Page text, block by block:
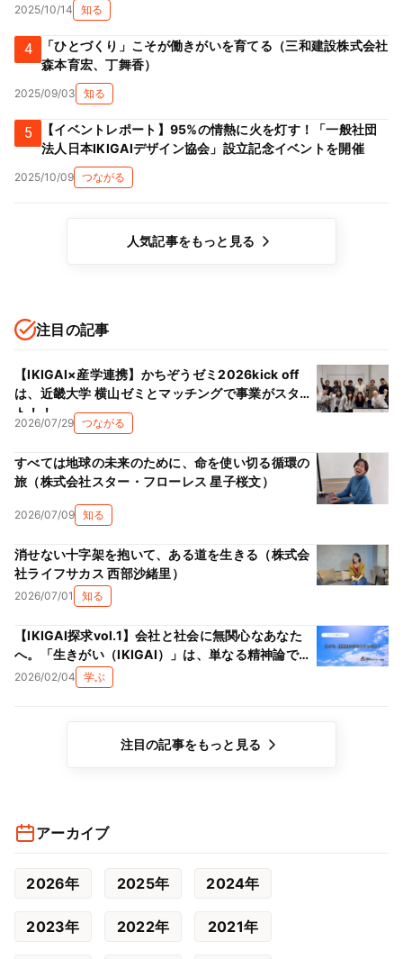
2025/10/14 知る
4
「ひとづくり」こそが働きがいを育てる（三和建設株式会社
森本育宏、丁舞香）
2025/09/03 知る
5
【イベントレポート】95%の情熱に火を灯す！「一般社団
法人日本IKIGAIデザイン協会」設立記念イベントを開催
2025/10/09 つながる
人気記事をもっと見る
注目の記事
【IKIGAI×産学連携】かちぞうゼミ2026kick off
は、近畿大学 横山ゼミとマッチングで事業がスター
ト！！
2026/07/29 つながる
すべては地球の未来のために、命を使い切る循環の
旅（株式会社スター・フローレス 星子桜文）
2026/07/09 知る
消せない十字架を抱いて、ある道を生きる（株式会
社ライフサカス 西部沙緒里）
2026/07/01 知る
【IKIGAI探求vol.1】会社と社会に無関心なあなた
へ。「生きがい（IKIGAI）」は、単なる精神論では
ない理由
2026/02/04 学ぶ
注目の記事をもっと見る
アーカイブ
2026年 2025年 2024年
2023年 2022年 2021年